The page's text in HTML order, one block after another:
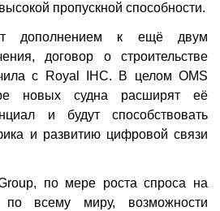
пропускной способности.
дополнением к ещё двум
договор о строительстве
с Royal IHC. В целом OMS
новых судна расширят её
и будут способствовать
и развитию цифровой связи
по мере роста спроса на
по всему миру, возможности